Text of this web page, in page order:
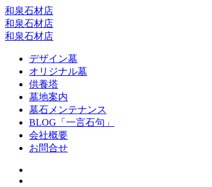
和泉石材店
和泉石材店
和泉石材店
デザイン墓
オリジナル墓
供養塔
墓地案内
墓石メンテナンス
BLOG「一言石句」
会社概要
お問合せ